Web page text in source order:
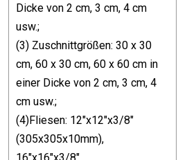
Dicke von 2 cm, 3 cm, 4 cm
usw.;
(3) Zuschnittgrößen: 30 x 30
cm, 60 x 30 cm, 60 x 60 cm in
einer Dicke von 2 cm, 3 cm, 4
cm usw.;
(4)Fliesen: 12"x12"x3/8"
(305x305x10mm),